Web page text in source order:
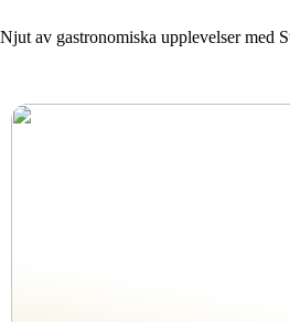
Njut av gastronomiska upplevelser med